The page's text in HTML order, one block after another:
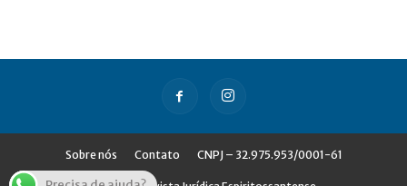
Sobre nós Contato CNPJ – 32.975.953/0001-61